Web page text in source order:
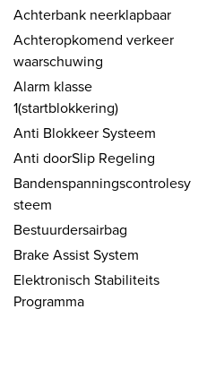
Achterbank neerklapbaar
Achteropkomend verkeer
waarschuwing
Alarm klasse
1(startblokkering)
Anti Blokkeer Systeem
Anti doorSlip Regeling
Bandenspanningscontrolesy
steem
Bestuurdersairbag
Brake Assist System
Elektronisch Stabiliteits
Programma